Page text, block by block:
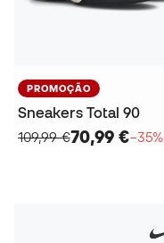
PROMOÇÃO
Sneakers Total 90
109,99 €70,99 €−35%